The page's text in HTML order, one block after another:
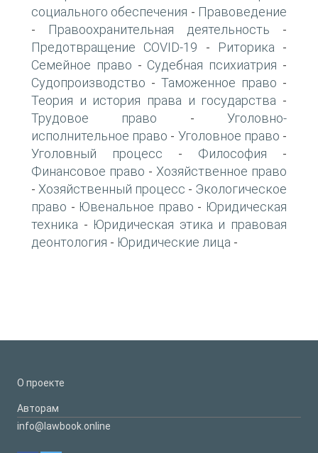
социального обеспечения - Правоведение
- Правоохранительная деятельность -
Предотвращение COVID-19 - Риторика -
Семейное право - Судебная психиатрия -
Судопроизводство - Таможенное право -
Теория и история права и государства -
Трудовое право -Уголовно-
исполнительное право - Уголовное право -
Уголовный процесс - Философия -
Финансовое право - Хозяйственное право
- Хозяйственный процесс - Экологическое
право - Ювенальное право - Юридическая
техника - Юридическая этика и правовая
деонтология - Юридические лица -
О проекте
Авторам
info@lawbook.online